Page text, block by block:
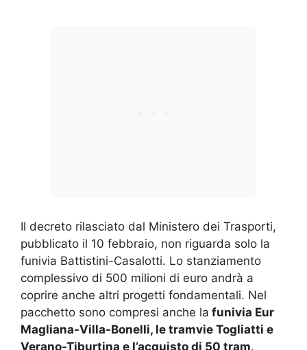
Il decreto rilasciato dal Ministero dei Trasporti,
pubblicato il 10 febbraio, non riguarda solo la
funivia Battistini-Casalotti. Lo stanziamento
complessivo di 500 milioni di euro andrà a
coprire anche altri progetti fondamentali. Nel
pacchetto sono compresi anche la funivia Eur
Magliana-Villa-Bonelli, le tramvie Togliatti e
Verano-Tiburtina e l’acquisto di 50 tram.